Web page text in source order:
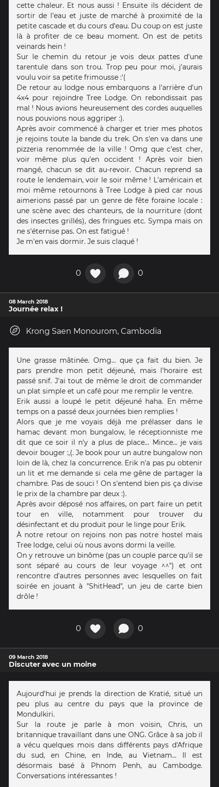
cette chaleur. Et nous aussi ! Ensuite ils décident de
sortir de l'eau et juste de marché à proximité de la
petite cascade et du cours d'eau. Du coup on est juste
là à profiter de ce beau moment. On est de petits
veinards hein !
Sur le chemin du retour je vois deux pattes d'une
tarentule dans son trou. Trop peu pour moi, j'aurais
voulu voir sa petite frimousse :'(
De retour au lodge nous embarquons a l'arrière d'un
4x4 pour rejoindre Tree Lodge. On rebondissait pas
mal ! Nous avions heureusement des cordes auquelles
nous pouvions nous aggriper :).
Après avoir commencé à charger et trier mes photos
je rejoins toute la bande du trek. On s'en va dans une
pizzeria renommée de la ville ! Omg que c'est cher,
voir même plus qu'en occident ! Après voir bien
mangé, chacun se dit au-revoir. Chacun reprend sa
route le lendemain, voir le soir même ! L'américain et
moi même retournons à Tree Lodge à pied car nous
aimerions passé par un genre de fête foraine locale :
une scène avec des chanteurs, de la nourriture (dont
des insectes grillés), des fringues etc. Sympa mais on
ne s'éternise pas. On est fatigué !
Je m'en vais dormir. Je suis claqué !
0 0
08 March 2018
Journée relax !
Krong Saen Monourom, Cambodia
Une grasse mâtinée. Omg... que ça fait du bien. Je
pars prendre mon petit déjeuné, mais l'horaire est
passé snif. J'ai tout de même le droit de commander
un plat simple et un café pour me remplir le ventre.
Erik aussi a loupé le petit déjeuné haha. En même
temps on a passé deux journées bien remplies !
Alors que je me voyais déjà me prélasser dans le
hamac devant mon bungalow, le réceptionniste me
dit que ce soir il n'y a plus de place... Mince... je vais
devoir bouger :,(. Je book pour un autre bungalow non
loin de là, chez la concurrence. Erik n'a pas pu obtenir
un lit et me demande si cela me gêne de partager la
chambre. Pas de souci ! On s'entend bien pis ça divise
le prix de la chambre par deux :).
Après avoir déposé nos affaires, on part faire un petit
tour en ville, notamment pour trouver du
désinfectant et du produit pour le linge pour Erik.
À notre retour on rejoins non pas notre hostel mais
Tree lodge, celui où nous avons dormi la veille.
On y retrouve un binôme (pas un couple parce qu'il se
sont séparé au cours de leur voyage ^^") et ont
rencontre d'autres personnes avec lesquelles on fait
soirée en jouant à "ShitHead", un jeu de carte bien
drôle !
0 0
09 March 2018
Discuter avec un moine
Aujourd'hui je prends la direction de Kratié, situé un
peu plus au centre du pays que la province de
Mondulkiri.
Sur la route je parle à mon voisin, Chris, un
britannique travaillant dans une ONG. Grâce à sa job il
a vécu quelques mois dans différents pays d'Afrique
du sud, en Chine, en Inde, au Vietnam... Il est
désormais basé à Phnom Penh, au Cambodge.
Conversations intéressantes !